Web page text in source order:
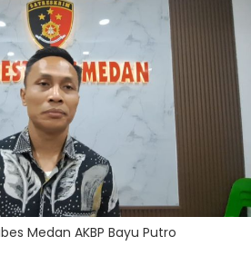
Medan AKBP Bayu Putro